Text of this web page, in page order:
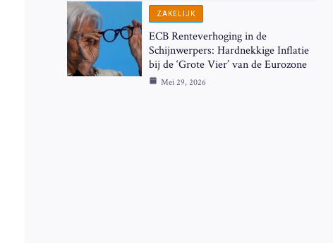
ZAKELIJK
ECB Renteverhoging in de
Schijnwerpers: Hardnekkige Inflatie
bij de ‘Grote Vier’ van de Eurozone
Mei 29, 2026